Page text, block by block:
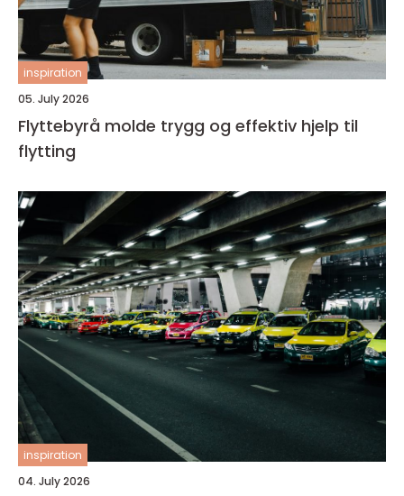
inspiration
05. July 2026
Flyttebyrå molde trygg og effektiv hjelp til
flytting
inspiration
04. July 2026